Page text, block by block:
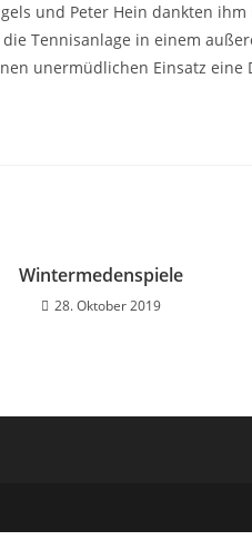
und Peter Hein dankten
Tennisanlage in einem
unermüdlichen Einsatz eine
Wintermedenspiele
28. Oktober 2019